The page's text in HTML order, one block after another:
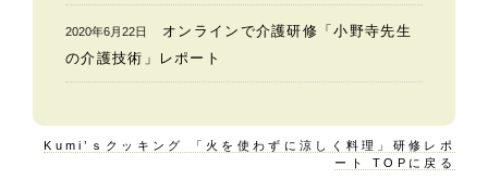
2020年6月22日
オンラインで介護研修「小野寺先生
の介護技術」レポート
Kumi’ｓクッキング 「火を使わずに涼しく料理」研修レポ
ート TOPに戻る